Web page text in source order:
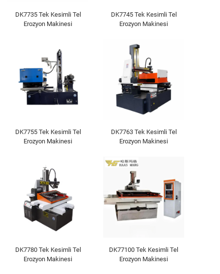
DK7735 Tek Kesimli Tel
Erozyon Makinesi
DK7745 Tek Kesimli Tel
Erozyon Makinesi
DK7755 Tek Kesimli Tel
Erozyon Makinesi
DK7763 Tek Kesimli Tel
Erozyon Makinesi
DK7780 Tek Kesimli Tel
Erozyon Makinesi
DK77100 Tek Kesimli Tel
Erozyon Makinesi